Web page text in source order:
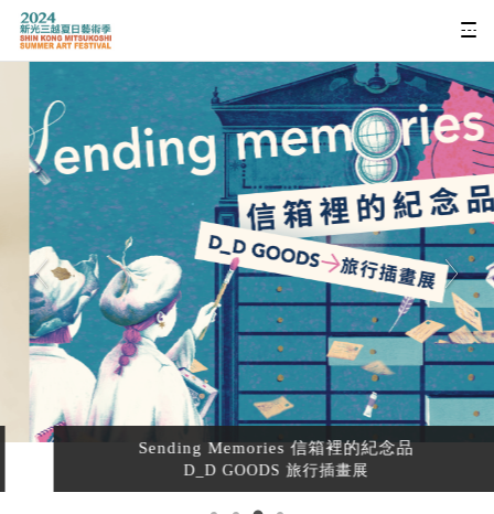
Sending Memories 信箱裡的紀念品
D_D GOODS 旅行插畫展